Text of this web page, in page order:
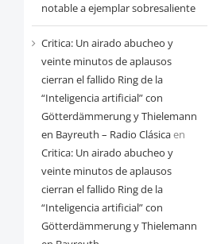
notable a ejemplar sobresaliente
Critica: Un airado abucheo y
veinte minutos de aplausos
cierran el fallido Ring de la
“Inteligencia artificial” con
Götterdämmerung y Thielemann
en Bayreuth – Radio Clásicaen
Critica: Un airado abucheo y
veinte minutos de aplausos
cierran el fallido Ring de la
“Inteligencia artificial” con
Götterdämmerung y Thielemann